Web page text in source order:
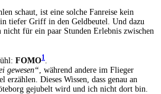
schaut, ist eine solche Fanreise kein
tiefer Griff in den Geldbeutel. Und dazu
für ein paar Stunden Erlebnis zwischen
FOMO1
gewesen“ , während andere im Flieger
erzählen. Dieses Wissen, dass genau an
gejubelt wird und ich nicht dort bin.